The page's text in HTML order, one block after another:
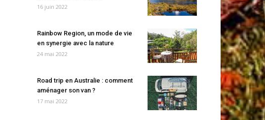
16 juin 2022
Rainbow Region, un mode de vie
en synergie avec la nature
24 mai 2022
Road trip en Australie : comment
aménager son van ?
17 mai 2022